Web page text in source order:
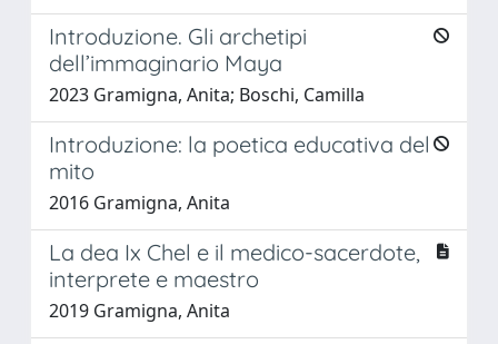
Introduzione. Gli archetipi
dell’immaginario Maya
2023 Gramigna, Anita; Boschi, Camilla
Introduzione: la poetica educativa del
mito
2016 Gramigna, Anita
La dea Ix Chel e il medico-sacerdote,
interprete e maestro
2019 Gramigna, Anita